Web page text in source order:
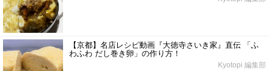
【京都】名店レシピ動画『大徳寺さいき家』直伝 「ふ
わふわ だし巻き卵」の作り方！
Kyotopi 編集部